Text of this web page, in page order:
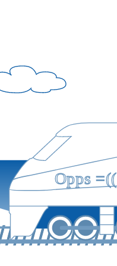
Opps =((